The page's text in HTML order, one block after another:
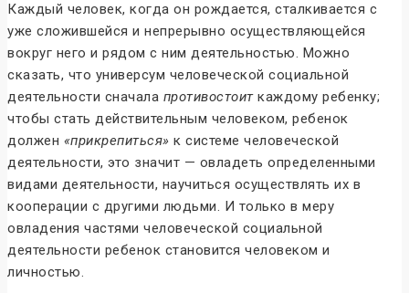
Каждый человек, когда он рождается, сталкивается с
уже сложившейся и непрерывно осуществляющейся
вокруг него и рядом с ним деятельностью. Можно
сказать, что универсум человеческой социальной
деятельности сначала противостоит каждому ребенку;
чтобы стать действительным человеком, ребенок
должен «прикрепиться» к системе человеческой
деятельности, это значит — овладеть определенными
видами деятельности, научиться осуществлять их в
кооперации с другими людьми. И только в меру
овладения частями человеческой социальной
деятельности ребенок становится человеком и
личностью.